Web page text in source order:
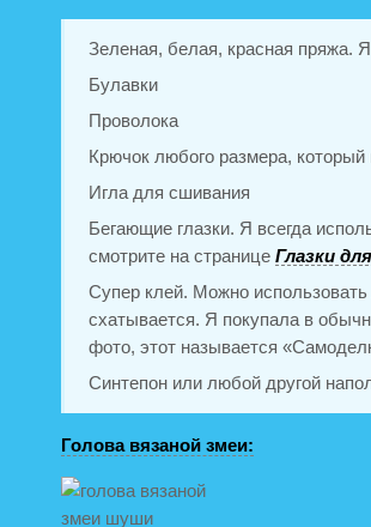
Зеленая, белая, красная пряжа.
Булавки
Проволока
Крючок любого размера,
Игла для сшивания
Бегающие глазки. Я всегда
смотрите на странице Глазки
Супер клей. Можно
схатывается. Я покупала в
фото, этот называется
Синтепон или любой другой
Голова вязаной змеи: